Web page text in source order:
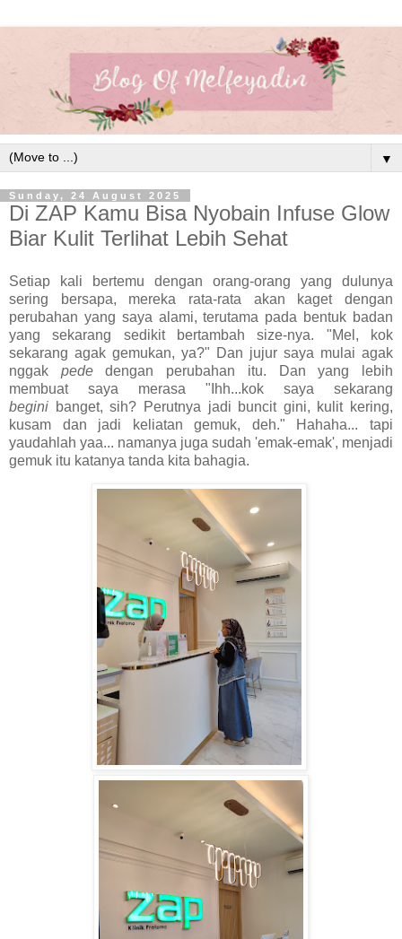
▼
Sunday, 24 August 2025
Di ZAP Kamu Bisa Nyobain Infuse Glow
Biar Kulit Terlihat Lebih Sehat
Setiap kali bertemu dengan orang-orang yang dulunya
sering bersapa, mereka rata-rata akan kaget dengan
perubahan yang saya alami, terutama pada bentuk badan
yang sekarang sedikit bertambah size-nya. "Mel, kok
sekarang agak gemukan, ya?" Dan jujur saya mulai agak
nggak pededengan perubahan itu. Dan yang lebih
membuat saya merasa "Ihh...kok saya sekarang
begini banget, sih? Perutnya jadi buncit gini, kulit kering,
kusam dan jadi keliatan gemuk, deh." Hahaha... tapi
yaudahlah yaa... namanya juga sudah 'emak-emak', menjadi
gemuk itu katanya tanda kita bahagia.